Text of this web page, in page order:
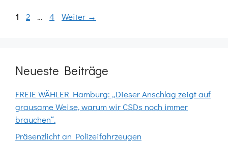
Seite
1 Seite
2 … Seite
4 Weiter →
Neueste Beiträge
FREIE WÄHLER Hamburg: „Dieser Anschlag zeigt auf
grausame Weise, warum wir CSDs noch immer
brauchen“.
Präsenzlicht an Polizeifahrzeugen